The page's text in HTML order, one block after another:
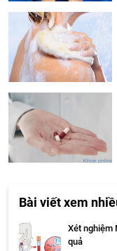
Bài viết xem
Xét nghiệm
quả